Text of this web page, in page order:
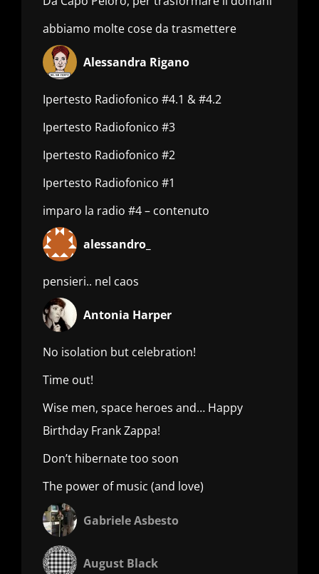
abbiamo molte cose da trasmettere
Alessandra Rigano
Ipertesto Radiofonico #4.1 & #4.2
Ipertesto Radiofonico #3
Ipertesto Radiofonico #2
Ipertesto Radiofonico #1
imparo la radio #4 – contenuto
alessandro_
pensieri.. nel caos
Antonia Harper
No isolation but celebration!
Time out!
Wise men, space heroes and… Happy
Birthday Frank Zappa!
Don’t hibernate too soon
The power of music (and love)
Gabriele Asbesto
August Black